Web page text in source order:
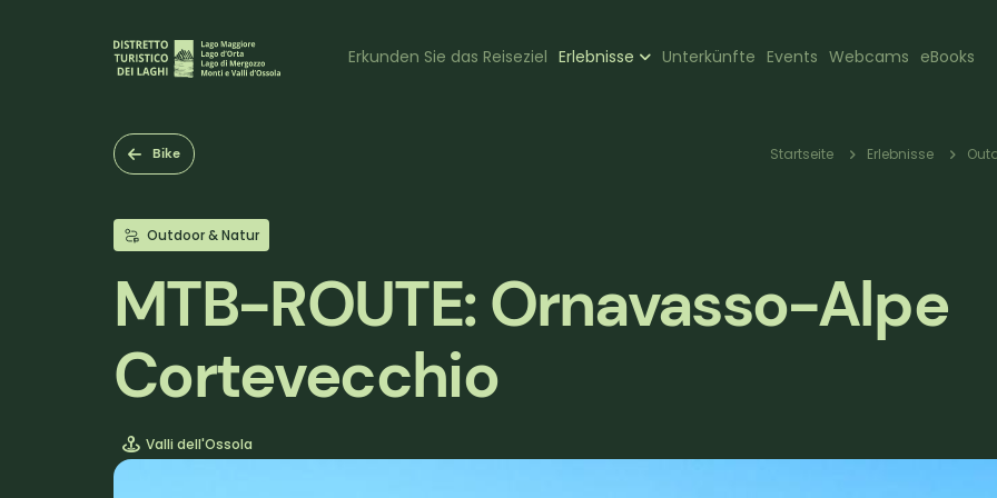
Navigazione
Erkunden Sie das Reiseziel Erlebnisse Unterkünfte Events Webcams eBooks
Bike Startseite Erlebnisse
Outdoor & Natur
MTB-ROUTE: Ornavasso-Alpe
Cortevecchio
Valli dell'Ossola